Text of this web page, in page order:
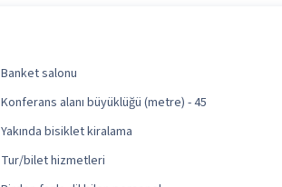
Banket salonu
Konferans alanı büyüklüğü (metre) - 45
Yakında bisiklet kiralama
Tur/bilet hizmetleri